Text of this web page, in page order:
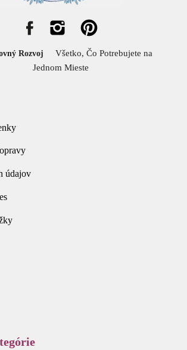
Rozvoj
Všetko, Čo Potrebujete na
Jednom Mieste
údajov